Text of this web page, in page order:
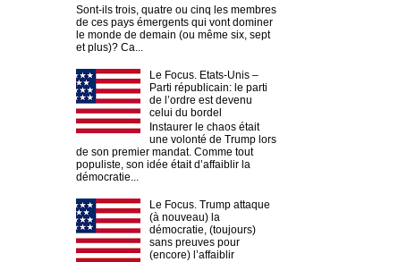
Sont-ils trois, quatre ou cinq les membres
de ces pays émergents qui vont dominer
le monde de demain (ou même six, sept
et plus)? Ca...
Le Focus. Etats-Unis –
Parti républicain: le parti
de l’ordre est devenu
celui du bordel
Instaurer le chaos était
une volonté de Trump lors
de son premier mandat. Comme tout
populiste, son idée était d’affaiblir la
démocratie...
Le Focus. Trump attaque
(à nouveau) la
démocratie, (toujours)
sans preuves pour
(encore) l’affaiblir